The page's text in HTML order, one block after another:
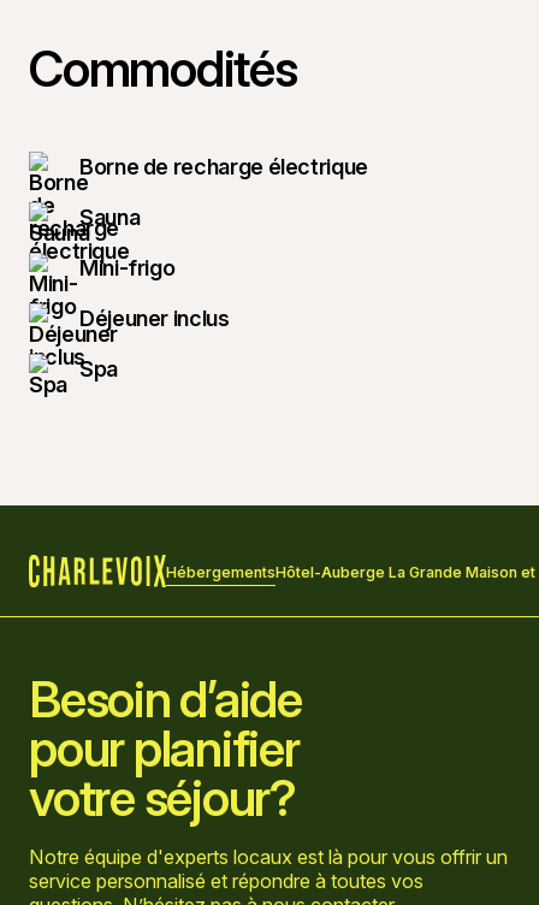
Commodités
Borne de recharge électrique
Sauna
Mini-frigo
Déjeuner inclus
Spa
HébergementsHôtel-Auberge La Grande Maison et
Besoin d’aide
pour planifier
votre séjour?
Notre équipe d'experts locaux est là pour vous offrir un
service personnalisé et répondre à toutes vos